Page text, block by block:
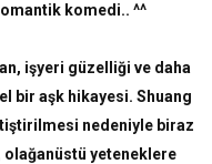
komedi.. ^^
işyeri güzelliği ve daha
bir aşk hikayesi. Shuang
nedeniyle biraz
olağanüstü yeteneklere